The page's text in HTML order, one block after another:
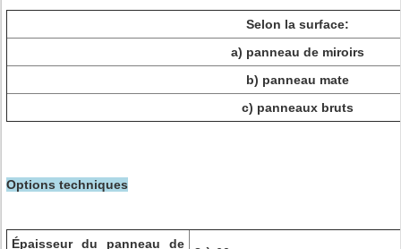
Selon la surface:
a) panneau de miroirs
b) panneau mate
c) panneaux bruts
Options techniques
Épaisseur du panneau de